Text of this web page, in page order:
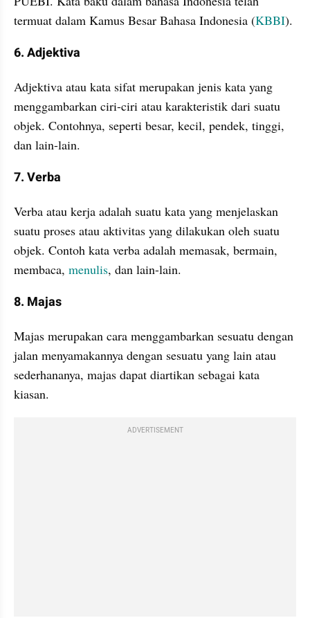
termuat dalam Kamus Besar Bahasa Indonesia (KBBI).
6. Adjektiva
Adjektiva atau kata sifat merupakan jenis kata yang
menggambarkan ciri-ciri atau karakteristik dari suatu
objek. Contohnya, seperti besar, kecil, pendek, tinggi,
dan lain-lain.
7. Verba
Verba atau kerja adalah suatu kata yang menjelaskan
suatu proses atau aktivitas yang dilakukan oleh suatu
objek. Contoh kata verba adalah memasak, bermain,
membaca, menulis, dan lain-lain.
8. Majas
Majas merupakan cara menggambarkan sesuatu dengan
jalan menyamakannya dengan sesuatu yang lain atau
sederhananya, majas dapat diartikan sebagai kata
kiasan.
ADVERTISEMENT